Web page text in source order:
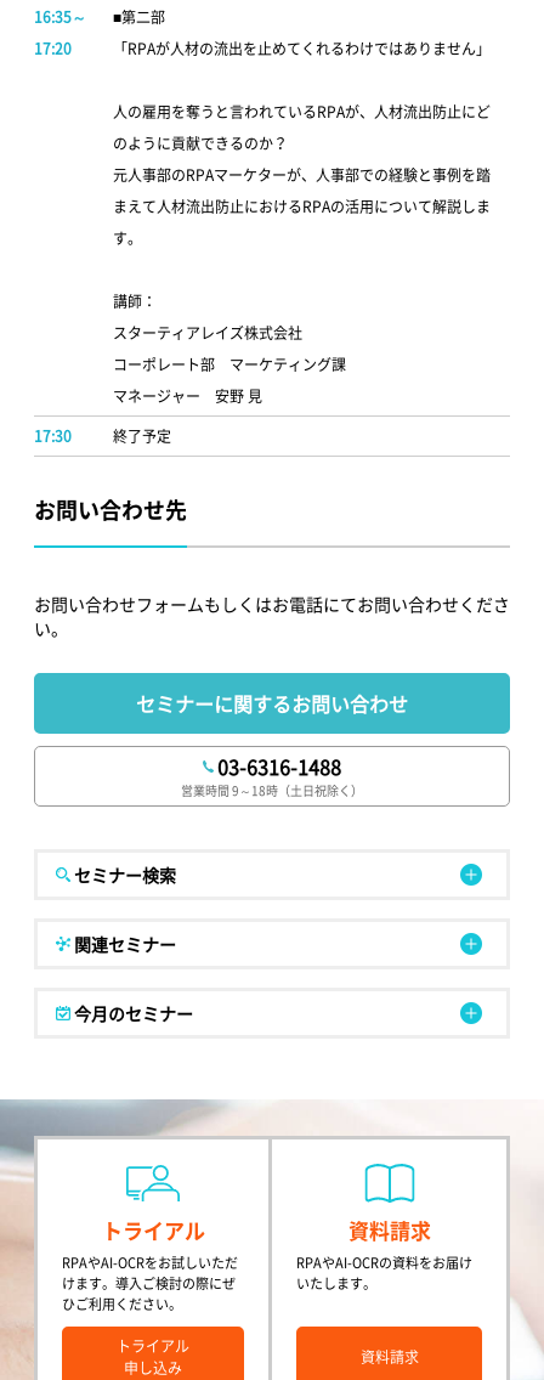
16:35～
17:20
■第二部
「RPAが人材の流出を止めてくれるわけではありません」
人の雇用を奪うと言われているRPAが、人材流出防止にど
のように貢献できるのか？
元人事部のRPAマーケターが、人事部での経験と事例を踏
まえて人材流出防止におけるRPAの活用について解説しま
す。
講師：
スターティアレイズ株式会社
コーポレート部 マーケティング課
マネージャー 安野 見
17:30
終了予定
お問い合わせ先
お問い合わせフォームもしくはお電話にてお問い合わせくださ
い。
セミナーに関するお問い合わせ
03-6316-1488
営業時間 9～18時（土日祝除く）
セミナー検索
関連セミナー
今月のセミナー
トライアル
RPAやAI-OCRをお試しいただ
けます。導入ご検討の際にぜ
ひご利用ください。
トライアル
申し込み
資料請求
RPAやAI-OCRの資料をお届け
いたします。
資料請求